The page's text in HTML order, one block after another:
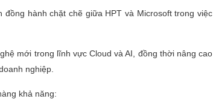
hành chặt chẽ giữa HPT và Microsoft trong việc
mới trong lĩnh vực Cloud và AI, đồng thời nâng cao
nghiệp.
khả năng: